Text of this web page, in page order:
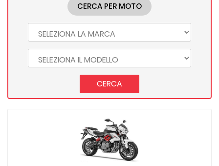
CERCA PER MOTO
CERCA